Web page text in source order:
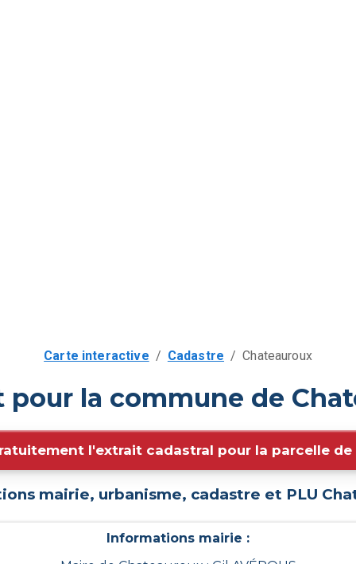
Carte interactive / Cadastre / Chateauroux
la commune de
l'extrait cadastral pour la parcelle de
mairie, urbanisme, cadastre et PLU
Informations mairie :